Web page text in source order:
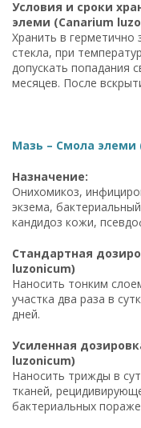
Условия и сроки
элеми (Canarium
Хранить в
стекла, при
допускать попадания
месяцев. После
Мазь – Смола элеми
Назначение:
Онихомикоз,
экзема,
кандидоз кожи,
Стандартная
luzonicum)
Наносить тонким
участка два раза в
дней.
Усиленная
luzonicum)
Наносить трижды в
тканей,
бактериальных